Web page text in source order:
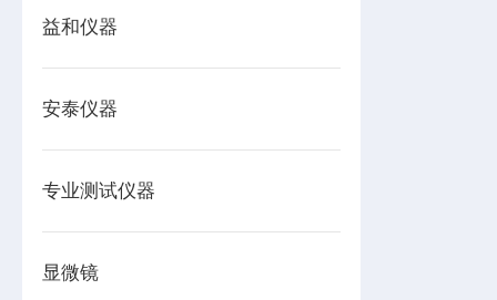
益和仪器
安泰仪器
专业测试仪器
显微镜